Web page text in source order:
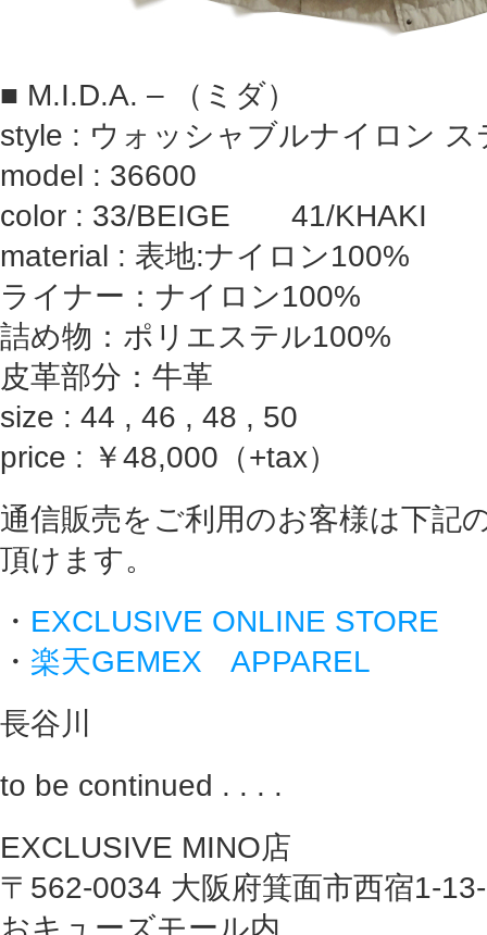
■ M.I.D.A. – （ミダ）
style : ウォッシャブルナイロン
model : 36600
color : 33/BEIGE 41/KHAKI
material : 表地:ナイロン100%
ライナー：ナイロン100%
詰め物：ポリエステル100%
皮革部分：牛革
size : 44 , 46 , 48 , 50
price : ￥48,000（+tax）
通信販売をご利用のお客様は下記
頂けます。
・ EXCLUSIVE ONLINE STORE
・ 楽天GEMEX APPAREL
長谷川
to be continued . . . .
EXCLUSIVE MINO店
〒562-0034 大阪府箕面市西宿1-
おキューズモール内